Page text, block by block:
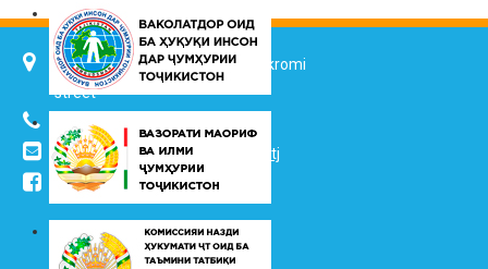
734025, Dushanbe city, 7 Jalol Ikromi
street
(+992 37) 2217352
info@vhk.tj
info@ombudsman.tj
/kudakon